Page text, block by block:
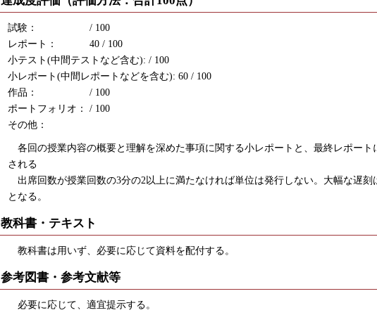
試験： / 100
レポート： 40 / 100
小テスト(中間テストなど含む): / 100
小レポート(中間レポートなどを含む): 60 / 100
作品： / 100
ポートフォリオ： / 100
その他：
各回の授業内容の概要と理解を深めた事項に関する小レポートと、最終レポート
される
出席回数が授業回数の3分の2以上に満たなければ単位は発行しない。大幅な遅刻
となる。
教科書・テキスト
教科書は用いず、必要に応じて資料を配付する。
参考図書・参考文献等
必要に応じて、適宜提示する。